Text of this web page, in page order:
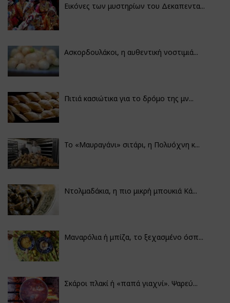
Εικόνες των μυστηρίων του Δεκαπεντα...
Ασκορδουλάκοι, η αυθεντική νοστιμιά...
Πιτιά κασιώτικα για το δρόμο της μν...
Το «Μαυραγάνι» σιτάρι, η Πολυόχνη κ...
Ντολμαδάκια, η πιο μικρή μπουκιά Κά...
Μαναρόλια ή μπίζα, το ξεχασμένο όσπ...
Σκάροι πλακί ή «παπά γιαχνί». Ψαρεύ...